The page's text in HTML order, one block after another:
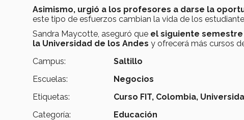
Asimismo, urgió a los profesores a darse la
este tipo de esfuerzos cambian la vida de los
Sandra Maycotte, aseguró que el siguiente
la Universidad de los Andes y ofrecerá más cursos
Campus:
Saltillo
Escuelas:
Negocios
Etiquetas:
Curso FIT, Colombia,
Categoría:
Educación